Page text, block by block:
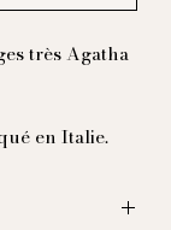
très Agatha
en Italie.